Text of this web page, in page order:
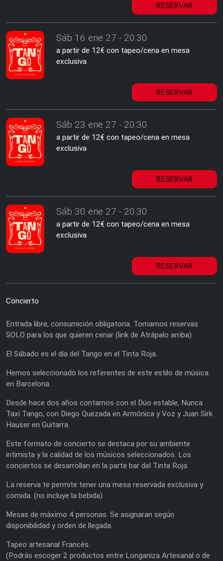
RESERVAR
Sáb 16 ene 27 - 20:30
a partir de 12€ con tapeo/cena en mesa
exclusiva
RESERVAR
Sáb 23 ene 27 - 20:30
a partir de 12€ con tapeo/cena en mesa
exclusiva
RESERVAR
Sáb 30 ene 27 - 20:30
a partir de 12€ con tapeo/cena en mesa
exclusiva
RESERVAR
Concierto
Entrada libre, consumición obligatoria. Tomamos reservas
SOLO para los que quieren cenar (link de Atrápalo arriba)
El Sábado es el día del Tango en el Tinta Roja.
Hemos seleccionado los referentes de este estilo de música
en Barcelona.
Desde hace dos años contamos con el Dúo estable, Nunca
Taxi Tango, con Diego Quezada en Armónica y Voz y Juan Sirk
Hauser en Guitarra.
Este formato de concierto se destaca por su ambiente
intimista y la calidad de los músicos seleccionados. Los
conciertos se desarrollan en la parte bar del Tinta Roja.
La reserva te permite tener una mesa reservada exclusiva y
comida. (no incluye la bebida)
Mesas de máximo 4 personas. Se asignaran según
disponibilidad y orden de llegada.
Tapeo artesanal Francés.
(Podrás escoger 2 productos entre Longaniza Artesanal o de